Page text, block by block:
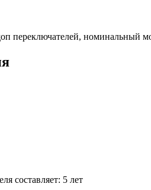
переключателей, номинальный
составляет: 5 лет